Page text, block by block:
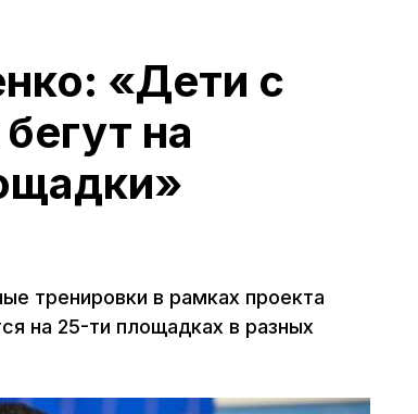
«Дети с
на
тренировки в рамках проекта
на 25-ти площадках в разных